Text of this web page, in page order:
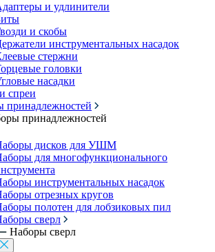
и удлинители
и скобы
инструментальных насадок
стержни
головки
насадки
спреи
принадлежностей
принадлежностей
дисков для УШМ
для многофункционального
инструментальных насадок
отрезных кругов
полотен для лобзиковых пил
сверл
Наборы сверл